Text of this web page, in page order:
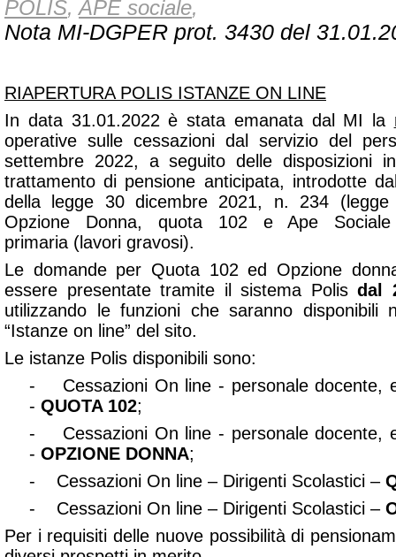
POLIS,APE sociale,
Nota MI-DGPER prot. 3430 del
RIAPERTURA POLIS ISTANZE ON LINE
In data 31.01.2022 è stata emanata dal MI la
operative sulle cessazioni dal servizio del
settembre 2022, a seguito delle disposizioni
trattamento di pensione anticipata, introdotte
della legge 30 dicembre 2021, n. 234
Opzione Donna, quota 102 e Ape
primaria (lavori gravosi).
Le domande per Quota 102 ed Opzione
essere presentate tramite il sistema Polisdal
utilizzando le funzioni che saranno disponibili
“Istanze on line” del sito.
Le istanze Polis disponibili sono:
- Cessazioni On line - personale docente,
-QUOTA 102;
- Cessazioni On line - personale docente,
-OPZIONE DONNA;
- Cessazioni On line – Dirigenti Scolastici –
- Cessazioni On line – Dirigenti Scolastici –
Per i requisiti delle nuove possibilità di